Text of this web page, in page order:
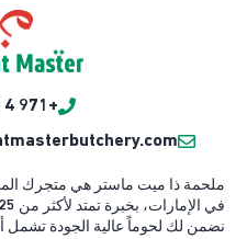
+971 4 577 0791
ملحمة ذا ميت ماستر هي متجرك
نضمن لك لحوماً عالية الجودة تشمل